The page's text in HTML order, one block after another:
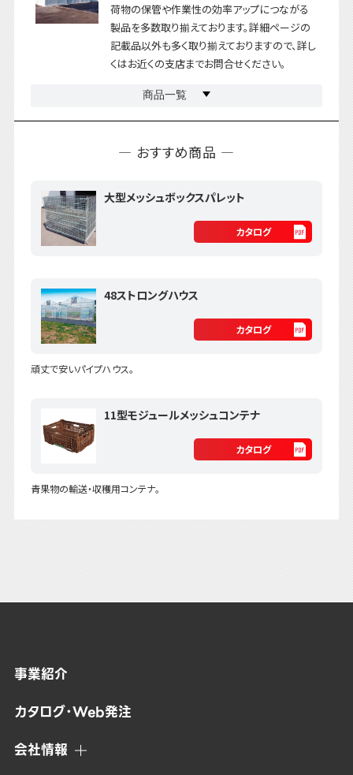
荷物の保管や作業性の効率アップにつながる
製品を多数取り揃えております。詳細ページの
記載品以外も多く取り揃えておりますので、詳し
くはお近くの支店までお問合せください。
商品一覧
― おすすめ商品 ―
大型メッシュボックスパレット
カタログ
48ストロングハウス
カタログ
頑丈で安いパイプハウス。
11型モジュールメッシュコンテナ
カタログ
青果物の輸送・収穫用コンテナ。
事業紹介
カタログ・Web発注
会社情報